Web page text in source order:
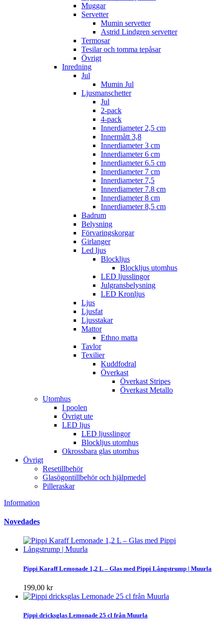
Muggar
Servetter
Mumin servetter
Astrid Lindgren servetter
Termosar
Tesilar och tomma tepåsar
Övrigt
Inredning
Jul
Mumin Jul
Ljusmanschetter
Jul
2-pack
4-pack
Innerdiameter 2,5 cm
Innermått 3,8
Innerdiameter 3 cm
Innerdiameter 6 cm
Innerdiameter 6.5 cm
Innerdiameter 7 cm
Innerdiameter 7,5
Innerdiameter 7.8 cm
Innerdiameter 8 cm
Innerdiameter 8,5 cm
Badrum
Belysning
Förvaringskorgar
Girlanger
Led ljus
Blockljus
Blockljus utomhus
LED ljusslingor
Julgransbelysning
LED Kronljus
Ljus
Ljusfat
Ljusstakar
Mattor
Ethno matta
Tavlor
Texilier
Kuddfodral
Överkast
Överkast Stripes
Överkast Metallo
Utomhus
I poolen
Övrigt ute
LED ljus
LED ljusslingor
Blockljus utomhus
Okrossbara glas utomhus
Övrigt
Resetillbehör
Glasögontillbehör och hjälpmedel
Pilleraskar
Information
Novedades
Pippi Karaff Lemonade 1,2 L – Glas med Pippi Långstrump | Muurla
199,00 kr
Pippi dricksglas Lemonade 25 cl från Muurla